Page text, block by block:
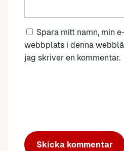
Spara mitt namn, min
webbplats i denna
jag skriver en kommentar.